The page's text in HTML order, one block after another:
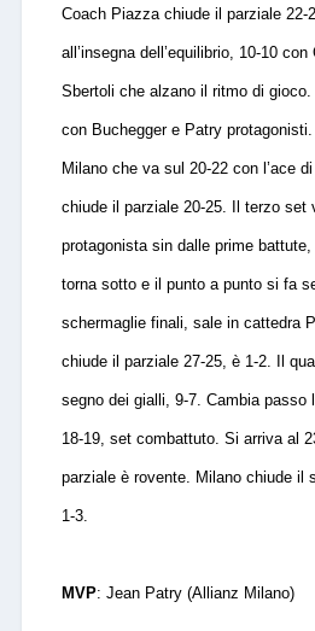
Coach Piazza chiude il parziale 22-
all’insegna dell’equilibrio, 10-10
Sbertoli che alzano il ritmo di
con Buchegger e Patry
Milano che va sul 20-22 con l’ace di
chiude il parziale 20-25. Il terzo set
protagonista sin dalle prime battute,
torna sotto e il punto a punto si fa
schermaglie finali, sale in cattedra
chiude il parziale 27-25, è 1-2. Il
segno dei gialli, 9-7. Cambia passo
18-19, set combattuto. Si arriva al
parziale è rovente. Milano chiude il
1-3.
MVP: Jean Patry (Allianz Milano)